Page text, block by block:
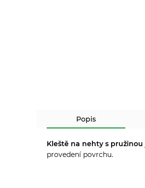
Popis
Kleště na nehty s pružinou
provedení povrchu.